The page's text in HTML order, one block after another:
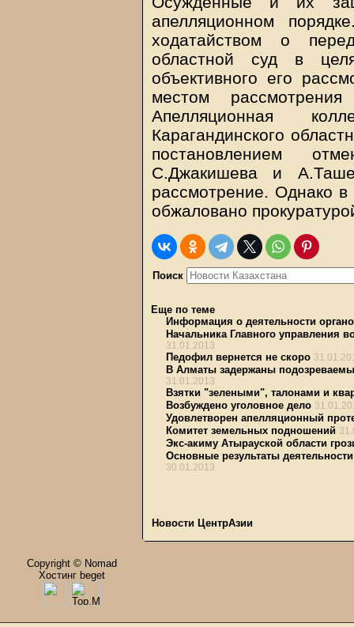
апелляционном
ходатайством о
областной суд в
объективного его
местом
Апелляционная
Карагандинского
постановлением
С.Джакишева и
рассмотрение. Однако
обжаловано
Поиск
Еще по теме
Информация о деятельности
Начальника Главного управления
31.01.2013
Педофил вернется не скоро
В Алматы задержаны
31.01.2013
Взятки "зелеными", талонами и
Возбуждено уголовное дело
Удовлетворен апелляционный
Комитет земельных подношений
Экс-акиму Атырауской области
Основные результаты
30.01.2013
Новости ЦентрАзии
Copyright © Nomad
Хостинг beget